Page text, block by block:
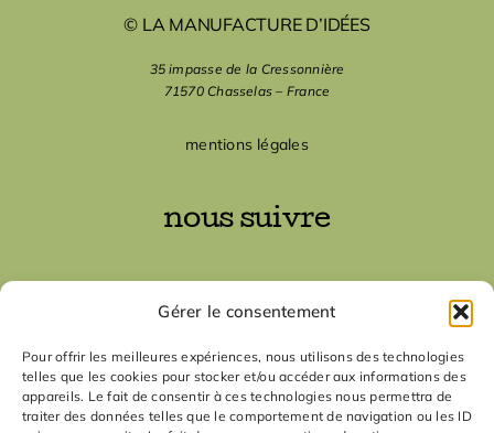
Gérer le consentement
Pour offrir les meilleures expériences, nous utilisons des technologies
telles que les cookies pour stocker et/ou accéder aux informations des
appareils. Le fait de consentir à ces technologies nous permettra de
traiter des données telles que le comportement de navigation ou les ID
© LA MANUFACTURE D’IDÉES
35 impasse de la Cressonnière
71570 Chasselas – France
mentions légales
nous suivre
nous contacter
contact